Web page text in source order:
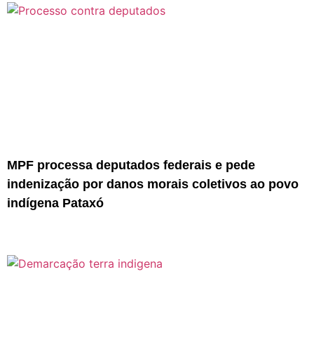
MPF processa deputados federais e pede
indenização por danos morais coletivos ao povo
indígena Pataxó